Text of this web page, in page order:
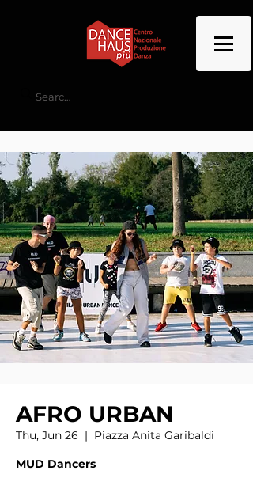
AFRO URBAN
Thu, Jun 26
  |
Piazza Anita Garibaldi
MUD Dancers